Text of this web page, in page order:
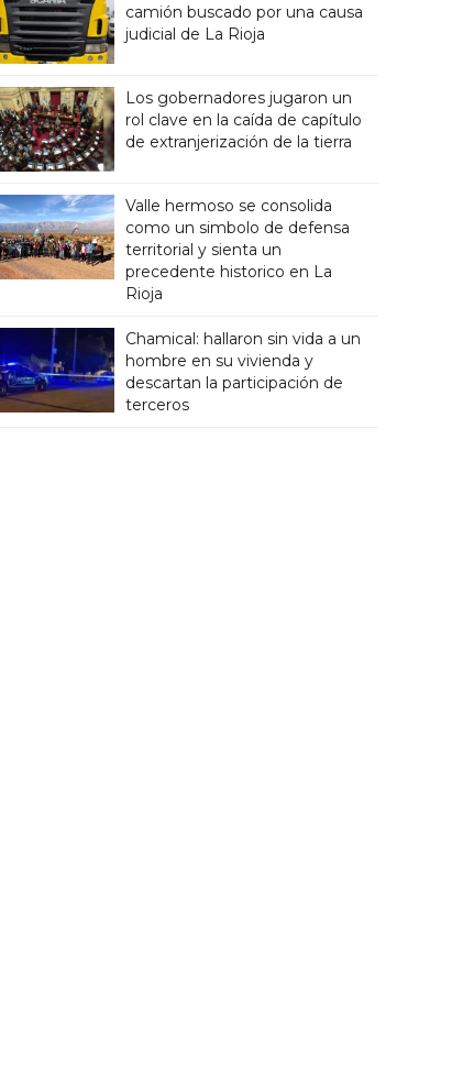
camión buscado por una causa
judicial de La Rioja
Los gobernadores jugaron un
rol clave en la caída de capítulo
de extranjerización de la tierra
Valle hermoso se consolida
como un simbolo de defensa
territorial y sienta un
precedente historico en La
Rioja
Chamical: hallaron sin vida a un
hombre en su vivienda y
descartan la participación de
terceros